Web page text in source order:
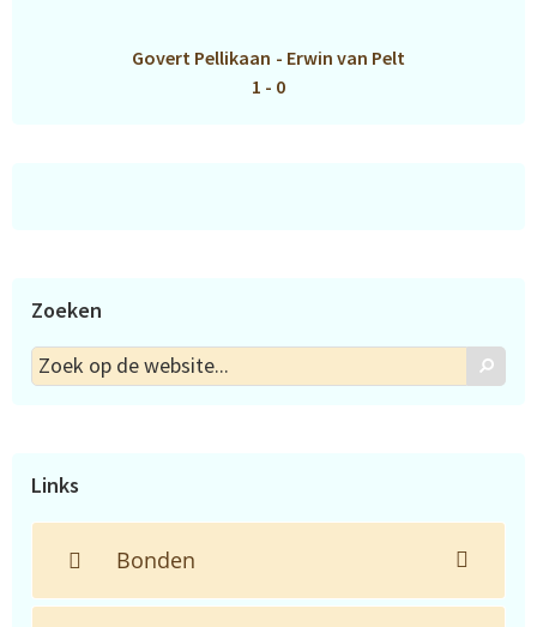
Govert Pellikaan - Erwin van Pelt
1 - 0
Zoeken
Zoek
op
Zoek
Links
Bonden